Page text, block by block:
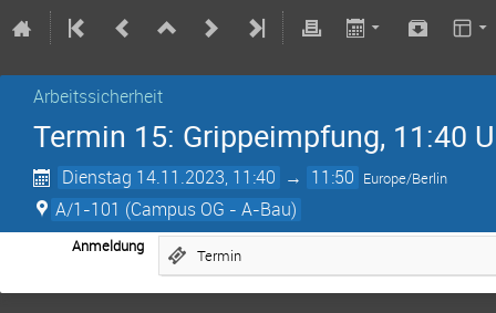
Arbeitssicherheit
Termin 15: Grippeimpfung, 11:40
Dienstag 14.11.2023, 11:40 → 11:50 Europe/Berlin
A/1-101 (Campus OG - A-Bau)
Anmeldung Termin